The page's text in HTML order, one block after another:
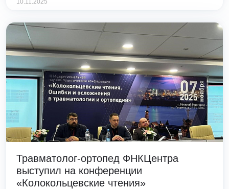
10.11.2025
Травматолог-ортопед ФНКЦентра
выступил на конференции
«Колокольцевские чтения»